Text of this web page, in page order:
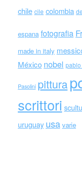
chile cile colombia
espana fotografia
made in italy
México nobel
Pasolini pittura
scrittori
uruguay usa varie